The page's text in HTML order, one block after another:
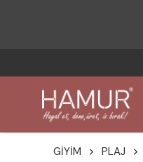
GİYİM PLAJ